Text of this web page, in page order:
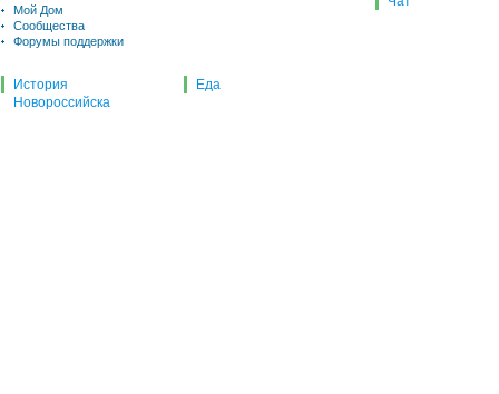
Мой Дом
Сообщества
Форумы поддержки
История
Новороссийска
Еда